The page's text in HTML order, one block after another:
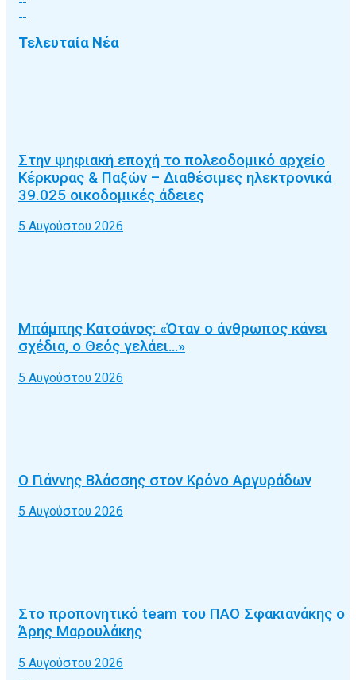
Τελευταία Νέα
Στην ψηφιακή εποχή το πολεοδομικό αρχείο
Κέρκυρας & Παξών – Διαθέσιμες ηλεκτρονικά
39.025 οικοδομικές άδειες
5 Αυγούστου 2026
Μπάμπης Κατσάνος: «Όταν ο άνθρωπος κάνει
σχέδια, ο Θεός γελάει…»
5 Αυγούστου 2026
Ο Γιάννης Βλάσσης στον Κρόνο Αργυράδων
5 Αυγούστου 2026
Στο προπονητικό team του ΠΑΟ Σφακιανάκης ο
Άρης Μαρουλάκης
5 Αυγούστου 2026